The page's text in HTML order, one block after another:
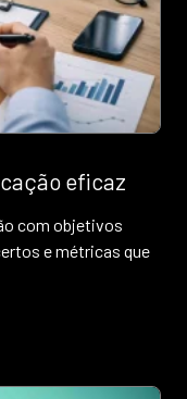
eficaz
com objetivos
e métricas que